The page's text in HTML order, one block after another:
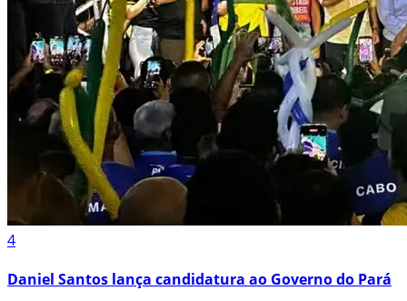
4
Daniel Santos lança candidatura ao Governo do Pará